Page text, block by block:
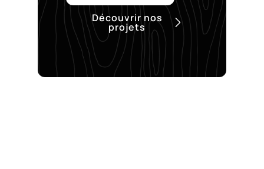
Découvrir nos
projets